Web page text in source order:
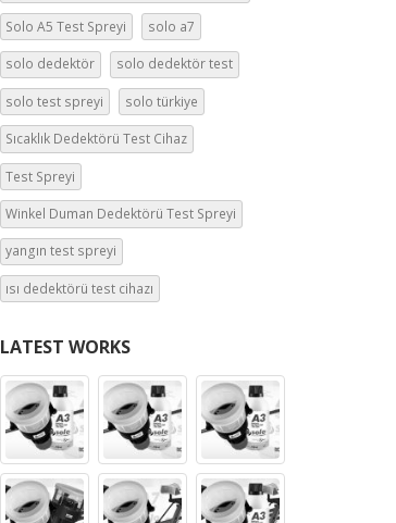
Solo A5 Test Spreyi solo a7
solo dedektör solo dedektör test
solo test spreyi solo türkiye
Sıcaklık Dedektörü Test Cihaz
Test Spreyi
Winkel Duman Dedektörü Test Spreyi
yangın test spreyi
ısı dedektörü test cihazı
LATEST WORKS